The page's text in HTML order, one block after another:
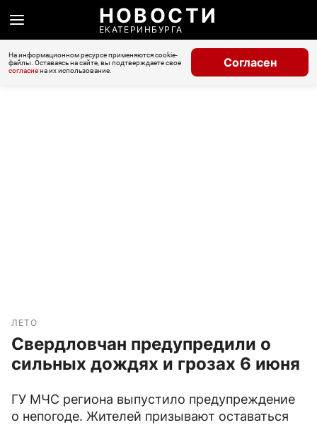
НОВОСТИ
ЕКАТЕРИНБУРГА
На информационном ресурсе применяются cookie-
файлы. Оставаясь на сайте, вы подтверждаете свое
согласиена их использование.
Согласен
ЛЕТО
Свердловчан предупредили о
сильных дождях и грозах 6 июня
ГУ МЧС региона выпустило предупреждение
о непогоде. Жителей призывают оставаться